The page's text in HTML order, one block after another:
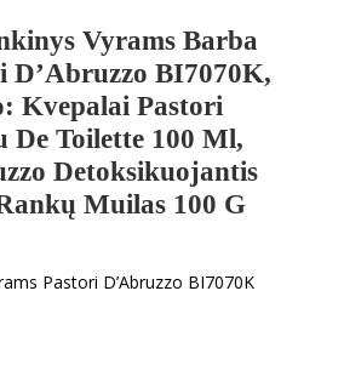
Vyrams Barba
D’Abruzzo BI7070K,
Kvepalai Pastori
De Toilette 100 Ml,
Detoksikuojantis
Muilas 100 G
Pastori D’Abruzzo BI7070K